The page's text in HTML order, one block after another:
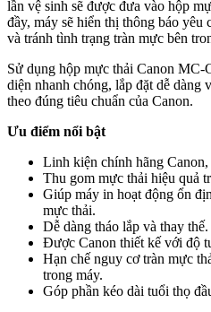
lần vệ sinh sẽ được đưa vào hộp
đầy, máy sẽ hiển thị thông báo yêu
và tránh tình trạng tràn mực bên
Sử dụng hộp mực thải Canon MC-
diện nhanh chóng, lắp đặt dễ dàng
theo đúng tiêu chuẩn của Canon.
Ưu điểm nổi bật
Linh kiện chính hãng Canon,
Thu gom mực thải hiệu quả
Giúp máy in hoạt động ổn
mực thải.
Dễ dàng tháo lắp và thay thế.
Được Canon thiết kế với độ
Hạn chế nguy cơ tràn mực
trong máy.
Góp phần kéo dài tuổi thọ